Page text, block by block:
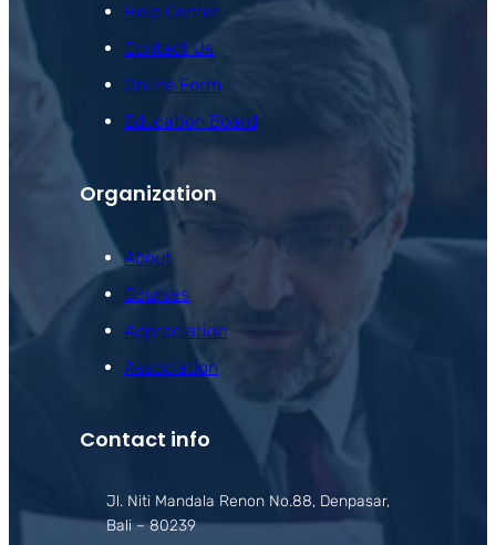
Help Center
Contact Us
Online Form
Education Board
Organization
About
Courses
Appreciation
Association
Contact info
Jl. Niti Mandala Renon No.88, Denpasar,
Bali – 80239